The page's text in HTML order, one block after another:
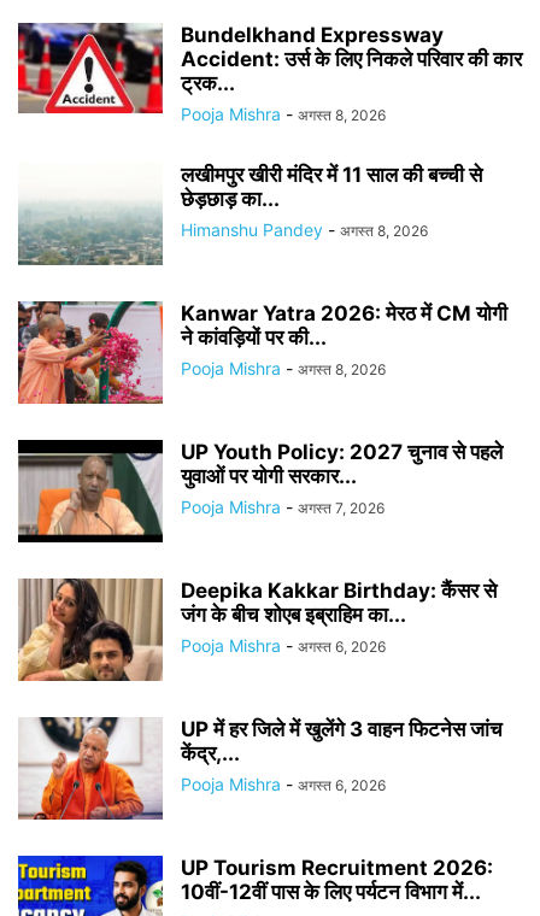
Bundelkhand Expressway
Accident: उर्स के लिए निकले परिवार की कार
ट्रक...
Pooja Mishra - अगस्त 8, 2026
लखीमपुर खीरी मंदिर में 11 साल की बच्ची से
छेड़छाड़ का...
Himanshu Pandey - अगस्त 8, 2026
Kanwar Yatra 2026: मेरठ में CM योगी
ने कांवड़ियों पर की...
Pooja Mishra - अगस्त 8, 2026
UP Youth Policy: 2027 चुनाव से पहले
युवाओं पर योगी सरकार...
Pooja Mishra - अगस्त 7, 2026
Deepika Kakkar Birthday: कैंसर से
जंग के बीच शोएब इब्राहिम का...
Pooja Mishra - अगस्त 6, 2026
UP में हर जिले में खुलेंगे 3 वाहन फिटनेस जांच
केंद्र,...
Pooja Mishra - अगस्त 6, 2026
UP Tourism Recruitment 2026:
10वीं-12वीं पास के लिए पर्यटन विभाग में...